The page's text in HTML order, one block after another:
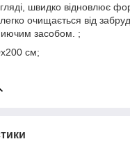
швидко відновлює
легко очищається від
засобом. ;
см;